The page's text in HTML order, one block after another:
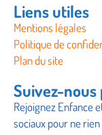
Liens utiles
Mentions légales
Politique de
Plan du site
Suivez-nous
Rejoignez Enfance
sociaux pour ne